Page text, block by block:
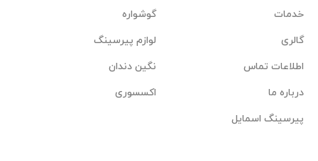
خدمات
گالری
اطلاعات تماس
درباره ما
پیرسینگ اسمایل
گوشواره
لوازم پیرسینگ
نگین دندان
اکسسوری